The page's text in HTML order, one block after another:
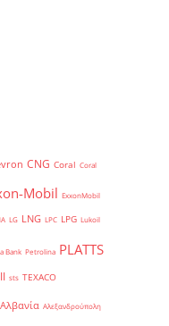
CNG Coral Coral
Mobil ExxonMobil
LG LNG LPC LPG Lukoil
Bank Petrolina PLATTS
sts TEXACO
Αλβανία Αλεξανδρούπολη